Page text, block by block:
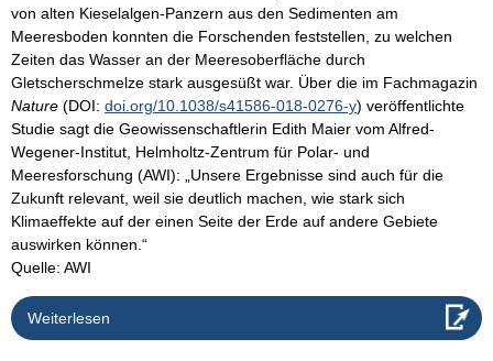
von alten Kieselalgen-Panzern aus den Sedimenten am
Meeresboden konnten die Forschenden feststellen, zu welchen
Zeiten das Wasser an der Meeresoberfläche durch
Gletscherschmelze stark ausgesüßt war. Über die im Fachmagazin
Nature (DOI: doi.org/10.1038/s41586-018-0276-y) veröffentlichte
Studie sagt die Geowissenschaftlerin Edith Maier vom Alfred-
Wegener-Institut, Helmholtz-Zentrum für Polar- und
Meeresforschung (AWI): „Unsere Ergebnisse sind auch für die
Zukunft relevant, weil sie deutlich machen, wie stark sich
Klimaeffekte auf der einen Seite der Erde auf andere Gebiete
auswirken können.“
Quelle: AWI
Weiterlesen